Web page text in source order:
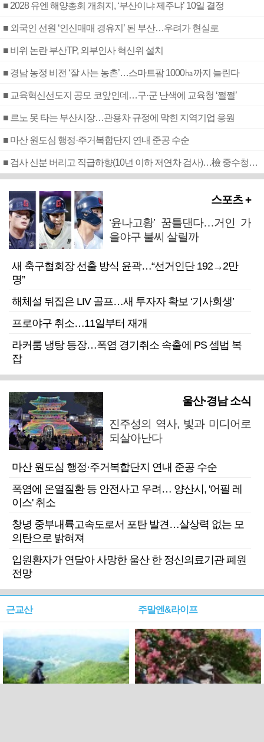
■ 2028 유엔 해양총회 개최지, ‘부산이냐 제주냐’ 10일 결정
■ 외국인 선원 ‘인신매매 경유지’ 된 부산…우려가 현실로
■ 비위 논란 부산TP, 외부인사 혁신위 설치
■ 경남 농정 비전 ‘잘 사는 농촌’…스마트팜 1000㏊까지 늘린다
■ 교육혁신선도지 공모 코앞인데…구·군 난색에 교육청 ‘쩔쩔’
■ 르노 못 타는 부산시장…관용차 규정에 막힌 지역기업 응원
■ 마산 원도심 행정·주거복합단지 연내 준공 수순
■ 검사 신분 버리고 직급하향(10년 이하 저연차 검사)…檢 중수청행 기피
스포츠 +
‘윤나고황’ 꿈틀댄다…거인 가
을야구 불씨 살릴까
새 축구협회장 선출 방식 윤곽…“선거인단 192→2만
명”
해체설 뒤집은 LIV 골프…새 투자자 확보 ‘기사회생’
프로야구 취소…11일부터 재개
라커룸 냉탕 등장…폭염 경기취소 속출에 PS 셈법 복
잡
울산·경남 소식
진주성의 역사, 빛과 미디어로
되살아난다
마산 원도심 행정·주거복합단지 연내 준공 수순
폭염에 온열질환 등 안전사고 우려… 양산시, '어필 레
이스' 취소
창녕 중부내륙고속도로서 포탄 발견…살상력 없는 모
의탄으로 밝혀져
입원환자가 연달아 사망한 울산 한 정신의료기관 폐원
전망
근교산 주말엔&라이프